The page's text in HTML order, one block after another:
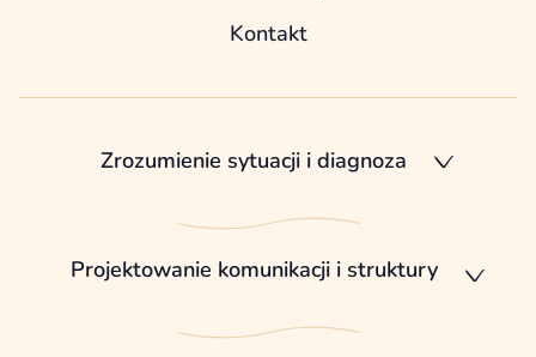
Kontakt
Zrozumienie sytuacji i diagnoza
Projektowanie komunikacji i struktury